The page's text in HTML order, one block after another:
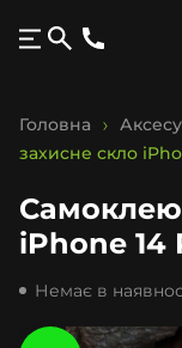
Головна
захисне скло
iPhone 14
Немає в